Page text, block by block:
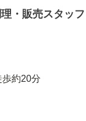
・販売スタッフ
約20分